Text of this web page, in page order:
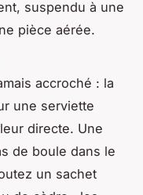
suspendu à une
pièce aérée.
accroché : la
une serviette
directe. Une
de boule dans le
un sachet